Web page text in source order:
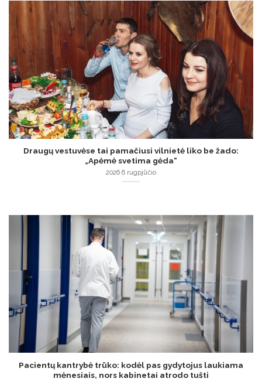
Draugų vestuvėse tai pamačiusi vilnietė liko be žado:
„Apėmė svetima gėda“
2026 6 rugpjūčio
Pacientų kantrybė trūko: kodėl pas gydytojus laukiama
mėnesiais, nors kabinetai atrodo tušti